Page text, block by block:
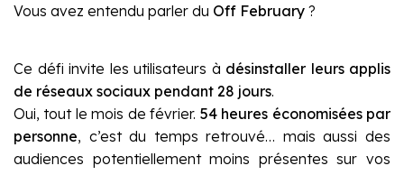
Vous avez entendu parler du Off February ?
Ce défi invite les utilisateurs à désinstaller leurs applis
de réseaux sociaux pendant 28 jours.
Oui, tout le mois de février. 54 heures économisées par
personne, c’est du temps retrouvé… mais aussi des
audiences potentiellement moins présentes sur vos